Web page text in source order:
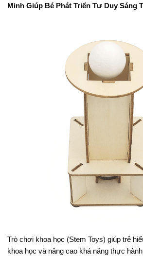
Minh Giúp Bé Phát Triển Tư Duy Sáng
Trò chơi khoa học (Stem Toys) giúp trẻ
khoa học và nâng cao khả năng thực